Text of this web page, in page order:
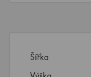
Šířka